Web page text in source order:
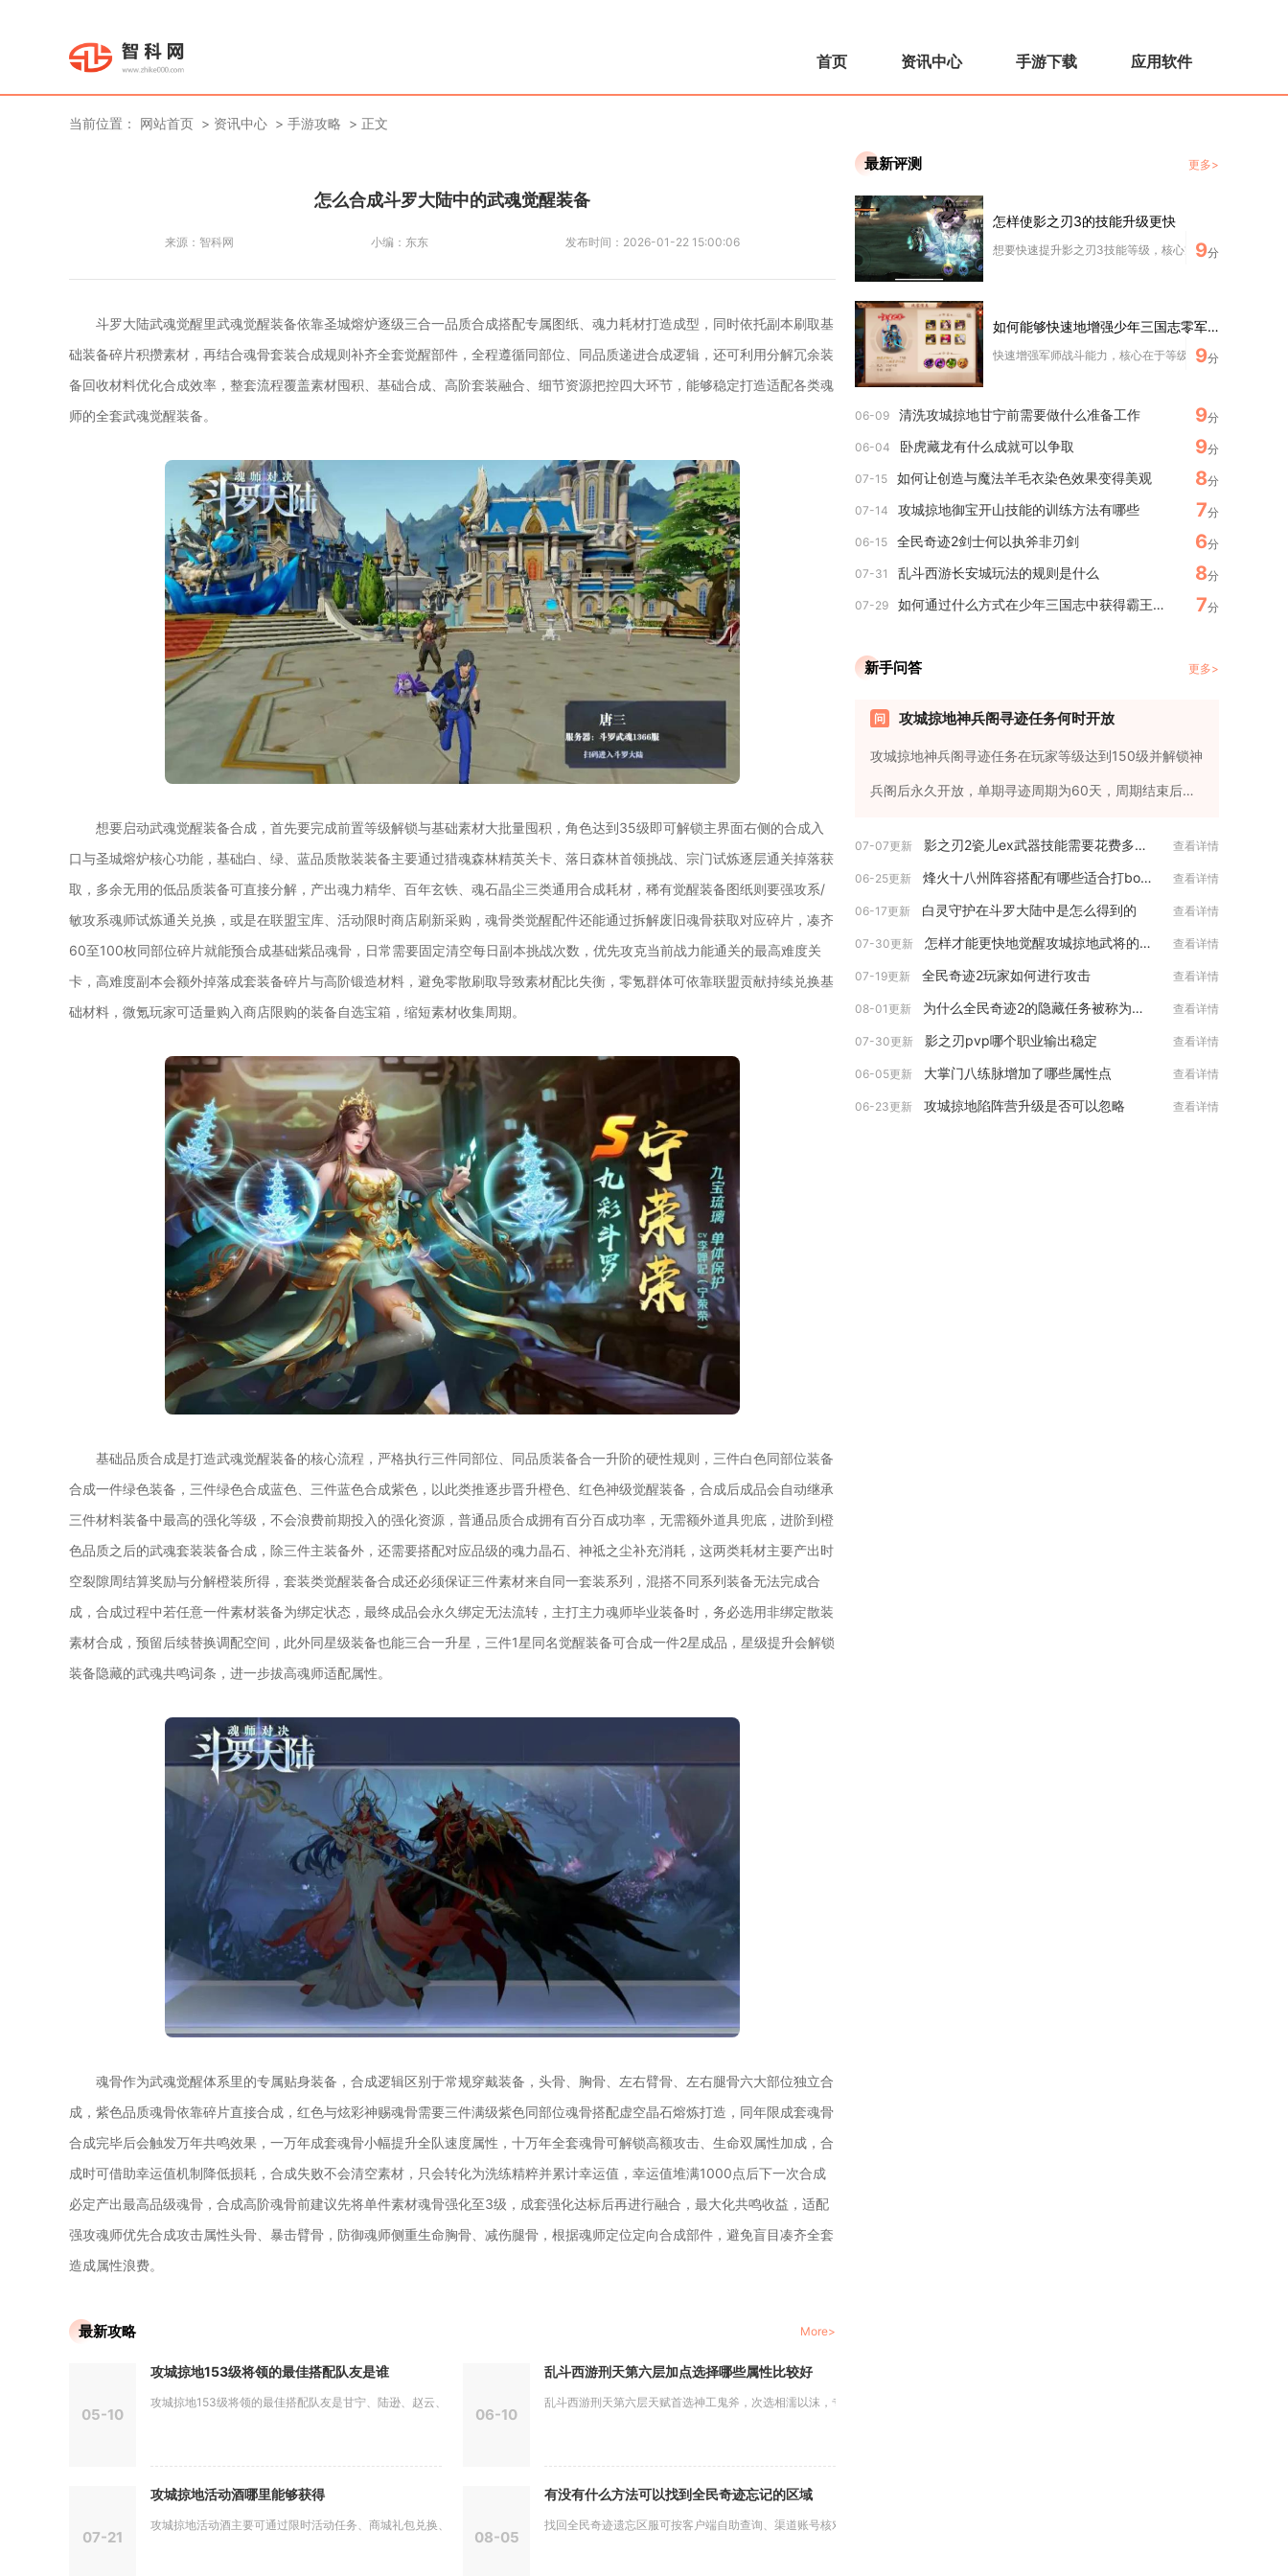
首页 资讯中心 手游下载 应用软件
当前位置： 网站首页 资讯中心 手游攻略 正文
怎么合成斗罗大陆中的武魂觉醒装备
来源： 智科网 小编： 东东 发布时间： 2026-01-22 15:00:06
斗罗大陆武魂觉醒里武魂觉醒装备依靠圣城熔炉逐级三合一品质合成搭配专属图纸、魂力耗材打造成型，同时依托副本刷取基
础装备碎片积攒素材，再结合魂骨套装合成规则补齐全套觉醒部件，全程遵循同部位、同品质递进合成逻辑，还可利用分解冗余装
备回收材料优化合成效率，整套流程覆盖素材囤积、基础合成、高阶套装融合、细节资源把控四大环节，能够稳定打造适配各类魂
师的全套武魂觉醒装备。
想要启动武魂觉醒装备合成，首先要完成前置等级解锁与基础素材大批量囤积，角色达到35级即可解锁主界面右侧的合成入
口与圣城熔炉核心功能，基础白、绿、蓝品质散装装备主要通过猎魂森林精英关卡、落日森林首领挑战、宗门试炼逐层通关掉落获
取，多余无用的低品质装备可直接分解，产出魂力精华、百年玄铁、魂石晶尘三类通用合成耗材，稀有觉醒装备图纸则要强攻系/
敏攻系魂师试炼通关兑换，或是在联盟宝库、活动限时商店刷新采购，魂骨类觉醒配件还能通过拆解废旧魂骨获取对应碎片，凑齐
60至100枚同部位碎片就能预合成基础紫品魂骨，日常需要固定清空每日副本挑战次数，优先攻克当前战力能通关的最高难度关
卡，高难度副本会额外掉落成套装备碎片与高阶锻造材料，避免零散刷取导致素材配比失衡，零氪群体可依靠联盟贡献持续兑换基
础材料，微氪玩家可适量购入商店限购的装备自选宝箱，缩短素材收集周期。
基础品质合成是打造武魂觉醒装备的核心流程，严格执行三件同部位、同品质装备合一升阶的硬性规则，三件白色同部位装备
合成一件绿色装备，三件绿色合成蓝色、三件蓝色合成紫色，以此类推逐步晋升橙色、红色神级觉醒装备，合成后成品会自动继承
三件材料装备中最高的强化等级，不会浪费前期投入的强化资源，普通品质合成拥有百分百成功率，无需额外道具兜底，进阶到橙
色品质之后的武魂套装装备合成，除三件主装备外，还需要搭配对应品级的魂力晶石、神祗之尘补充消耗，这两类耗材主要产出时
空裂隙周结算奖励与分解橙装所得，套装类觉醒装备合成还必须保证三件素材来自同一套装系列，混搭不同系列装备无法完成合
成，合成过程中若任意一件素材装备为绑定状态，最终成品会永久绑定无法流转，主打主力魂师毕业装备时，务必选用非绑定散装
素材合成，预留后续替换调配空间，此外同星级装备也能三合一升星，三件1星同名觉醒装备可合成一件2星成品，星级提升会解锁
装备隐藏的武魂共鸣词条，进一步拔高魂师适配属性。
魂骨作为武魂觉醒体系里的专属贴身装备，合成逻辑区别于常规穿戴装备，头骨、胸骨、左右臂骨、左右腿骨六大部位独立合
成，紫色品质魂骨依靠碎片直接合成，红色与炫彩神赐魂骨需要三件满级紫色同部位魂骨搭配虚空晶石熔炼打造，同年限成套魂骨
合成完毕后会触发万年共鸣效果，一万年成套魂骨小幅提升全队速度属性，十万年全套魂骨可解锁高额攻击、生命双属性加成，合
成时可借助幸运值机制降低损耗，合成失败不会清空素材，只会转化为洗练精粹并累计幸运值，幸运值堆满1000点后下一次合成
必定产出最高品级魂骨，合成高阶魂骨前建议先将单件素材魂骨强化至3级，成套强化达标后再进行融合，最大化共鸣收益，适配
强攻魂师优先合成攻击属性头骨、暴击臂骨，防御魂师侧重生命胸骨、减伤腿骨，根据魂师定位定向合成部件，避免盲目凑齐全套
造成属性浪费。
最新攻略 More>
05-10
攻城掠地153级将领的最佳搭配队友是谁
攻城掠地153级将领的最佳搭配队友是甘宁、陆逊、赵云、周泰，...
06-10
乱斗西游刑天第六层加点选择哪些属性比较好
乱斗西游刑天第六层天赋首选神工鬼斧，次选相濡以沫，专属天赋雄...
07-21
攻城掠地活动酒哪里能够获得
攻城掠地活动酒主要可通过限时活动任务、商城礼包兑换、国战奖励...
08-05
有没有什么方法可以找到全民奇迹忘记的区域
找回全民奇迹遗忘区服可按客户端自助查询、渠道账号核对、充值记...
最新评测 更多>
怎样使影之刃3的技能升级更快
想要快速提升影之刃3技能等级，核心方式为精准分配技
9分
如何能够快速地增强少年三国志零军师的战斗能力
快速增强军师战斗能力，核心在于等级与境界突破、计谋
9分
06-09 清洗攻城掠地甘宁前需要做什么准备工作 9分
06-04 卧虎藏龙有什么成就可以争取 9分
07-15 如何让创造与魔法羊毛衣染色效果变得美观 8分
07-14 攻城掠地御宝开山技能的训练方法有哪些 7分
06-15 全民奇迹2剑士何以执斧非刃剑 6分
07-31 乱斗西游长安城玩法的规则是什么 8分
07-29 如何通过什么方式在少年三国志中获得霸王手戟 7分
新手问答 更多>
攻城掠地神兵阁寻迹任务何时开放
攻城掠地神兵阁寻迹任务在玩家等级达到150级并解锁神
兵阁后永久开放，单期寻迹周期为60天，周期结束后仅
07-07更新 影之刃2瓷儿ex武器技能需要花费多少金币 查看详情
06-25更新 烽火十八州阵容搭配有哪些适合打boss的组合 查看详情
06-17更新 白灵守护在斗罗大陆中是怎么得到的 查看详情
07-30更新 怎样才能更快地觉醒攻城掠地武将的技能 查看详情
07-19更新 全民奇迹2玩家如何进行攻击 查看详情
08-01更新 为什么全民奇迹2的隐藏任务被称为仁慈的心 查看详情
07-30更新 影之刃pvp哪个职业输出稳定 查看详情
06-05更新 大掌门八练脉增加了哪些属性点 查看详情
06-23更新 攻城掠地陷阵营升级是否可以忽略 查看详情